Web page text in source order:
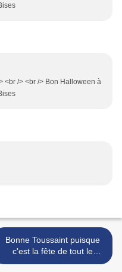
<br /> <br /> Bon Halloween à
Bonne Toussaint puisque
c'est la fête de tout le
monde :-) >